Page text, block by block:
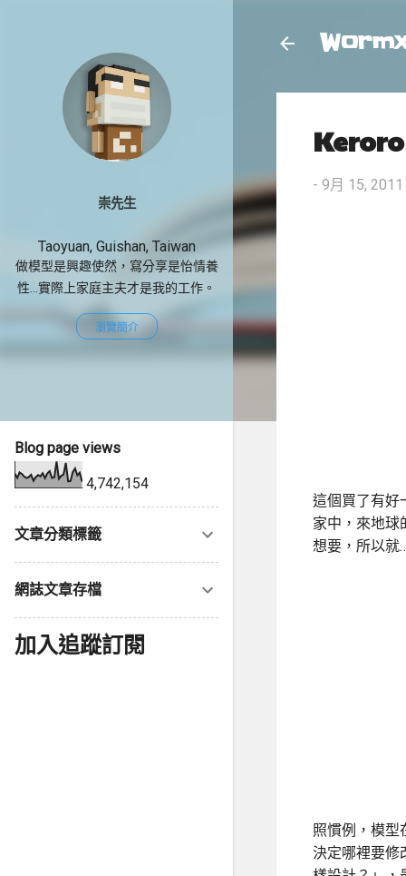
- 9月 15, 2011
這個買了有好
家中，來地球
想要，所以就
照慣例，模型
決定哪裡要修
崇先生
Taoyuan, Guishan, Taiwan
做模型是興趣使然，寫分享是怡情養
性...實際上家庭主夫才是我的工作。
瀏覽簡介
Blog page views
4,742,154
文章分類標籤
網誌文章存檔
加入追蹤訂閱